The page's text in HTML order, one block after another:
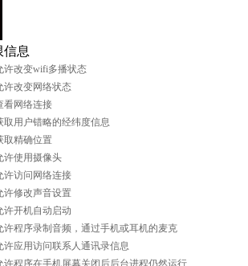
信息
许改变wifi多播状态
许改变网络状态
看网络连接
取用户错略的经纬度信息
取精确位置
许使用摄像头
许访问网络连接
许修改声音设置
许开机自动启动
许程序录制音频，通过手机或耳机的麦克
许应用访问联系人通讯录信息
许程序在手机屏幕关闭后后台进程仍然运行